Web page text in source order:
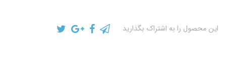
این محصول را به اشتراک بگذارید